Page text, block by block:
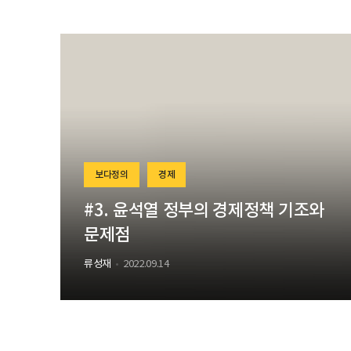
보다정의 경제
#3. 윤석열 정부의 경제정책 기조와
문제점
류성재 2022.09.14